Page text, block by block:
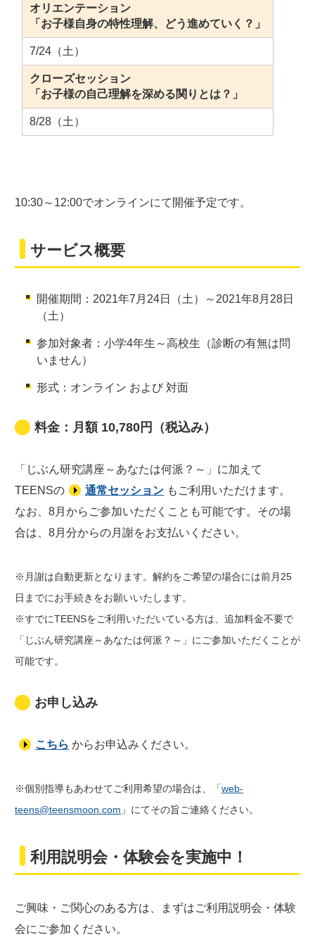
オリエンテーション
「お子様自身の特性理解、どう進めていく？」
7/24（土）
クローズセッション
「お子様の自己理解を深める関りとは？」
8/28（土）
10:30～12:00でオンラインにて開催予定です。
サービス概要
開催期間：2021年7月24日（土）～2021年8月28日
（土）
参加対象者：小学4年生～高校生（診断の有無は問
いません）
形式：オンライン および 対面
料金：月額 10,780円（税込み）
「じぶん研究講座～あなたは何派？～」に加えて
TEENSの
通常セッション もご利用いただけます。
なお、8月からご参加いただくことも可能です。その場
合は、8月分からの月謝をお支払いください。
※月謝は自動更新となります。解約をご希望の場合には前月25
日までにお手続きをお願いいたします。
※すでにTEENSをご利用いただいている方は、追加料金不要で
「じぶん研究講座～あなたは何派？～」にご参加いただくことが
可能です。
お申し込み
こちら からお申込みください。
※個別指導もあわせてご利用希望の場合は、「web-
teens@teensmoon.com 」にてその旨ご連絡ください。
利用説明会・体験会を実施中！
ご興味・ご関心のある方は、まずはご利用説明会・体験
会にご参加ください。